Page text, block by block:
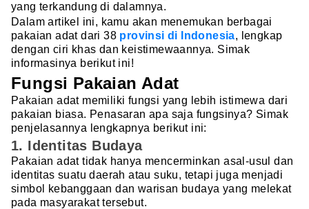
yang terkandung di dalamnya.
Dalam artikel ini, kamu akan menemukan berbagai
pakaian adat dari 38 provinsi di Indonesia, lengkap
dengan ciri khas dan keistimewaannya. Simak
informasinya berikut ini!
Fungsi Pakaian Adat
Pakaian adat memiliki fungsi yang lebih istimewa dari
pakaian biasa. Penasaran apa saja fungsinya? Simak
penjelasannya lengkapnya berikut ini:
1. Identitas Budaya
Pakaian adat tidak hanya mencerminkan asal-usul dan
identitas suatu daerah atau suku, tetapi juga menjadi
simbol kebanggaan dan warisan budaya yang melekat
pada masyarakat tersebut.